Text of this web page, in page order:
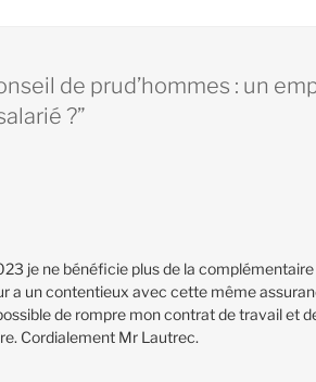
de prud’hommes : un
?”
je ne bénéficie plus de la
a un contentieux avec cette même
de rompre mon contrat de travail et
Cordialement Mr Lautrec.